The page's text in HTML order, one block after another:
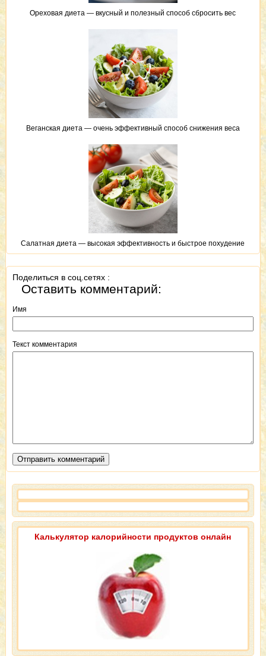
Ореховая диета — вкусный и полезный способ сбросить вес
Веганская диета — очень эффективный способ снижения веса
Салатная диета — высокая эффективность и быстрое похудение
Поделиться в соц.сетях :
Оставить комментарий:
Имя
Текст комментария
Калькулятор калорийности продуктов онлайн